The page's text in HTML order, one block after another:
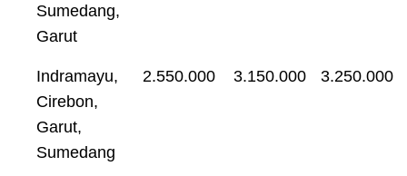
Sumedang,
Garut
Indramayu,
Cirebon,
Garut,
Sumedang
2.550.000 3.150.000 3.250.000